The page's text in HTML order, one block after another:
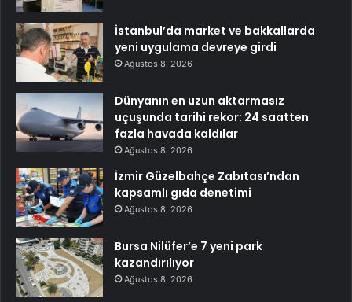
İstanbul’da market ve bakkallarda
yeni uygulama devreye girdi
Ağustos 8, 2026
Dünyanın en uzun aktarmasız
uçuşunda tarihi rekor: 24 saatten
fazla havada kaldılar
Ağustos 8, 2026
İzmir Güzelbahçe Zabıtası’ndan
kapsamlı gıda denetimi
Ağustos 8, 2026
Bursa Nilüfer’e 7 yeni park
kazandırılıyor
Ağustos 8, 2026